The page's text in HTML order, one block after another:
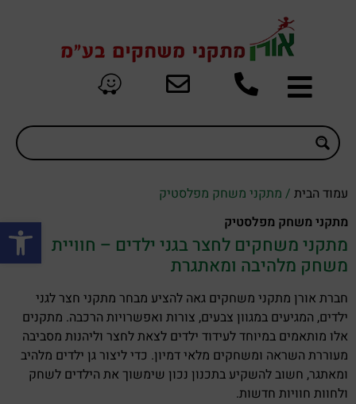
פתח
עמוד הבית / מתקני משחק מפלסטיק
מתקני משחק מפלסטיק
מתקני משחקים לחצר בגני ילדים – חוויית
משחק מלהיבה ומאתגרת
חברת אורן מתקני משחקים גאה להציע מבחר מתקני חצר לגני
ילדים, המגיעים במגוון צבעים, צורות ואפשרויות הרכבה. מתקנים
אלו מותאמים במיוחד לעידוד ילדים לצאת לחצר וליהנות מסביבה
מעוררת השראה ומשחקים מלאי דמיון. כדי ליצור גן ילדים מלהיב
ומאתגר, חשוב להשקיע בתכנון נכון שימשוך את הילדים לשחק
ולחוות חוויות חדשות.